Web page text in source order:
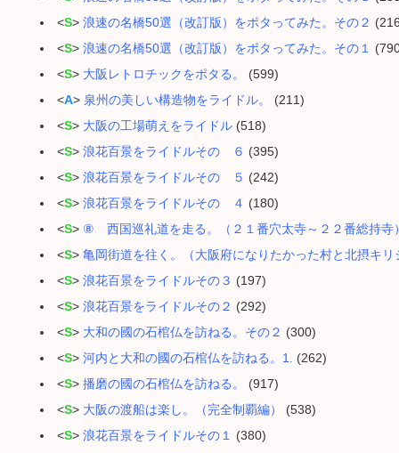
<S> 浪速の名橋50選（改訂版）をポタってみた。その２
<S> 浪速の名橋50選（改訂版）をポタってみた。その１
<S> 大阪レトロチックをポタる。
(599)
<A> 泉州の美しい構造物をライドル。
(211)
<S> 大阪の工場萌えをライドル (518)
<S> 浪花百景をライドルその ６ (395)
<S> 浪花百景をライドルその ５ (242)
<S> 浪花百景をライドルその ４ (180)
<S> ⑧ 西国巡礼道を走る。（２１番穴太寺～２２番総持寺
<S> 亀岡街道を往く。（大阪府になりたかった村と北摂キリ
<S> 浪花百景をライドルその３ (197)
<S> 浪花百景をライドルその２ (292)
<S> 大和の國の石棺仏を訪ねる。その２ (300)
<S> 河内と大和の國の石棺仏を訪ねる。1.
(262)
<S> 播磨の國の石棺仏を訪ねる。
(917)
<S> 大阪の渡船は楽し。（完全制覇編）
(538)
<S> 浪花百景をライドルその１
(380)